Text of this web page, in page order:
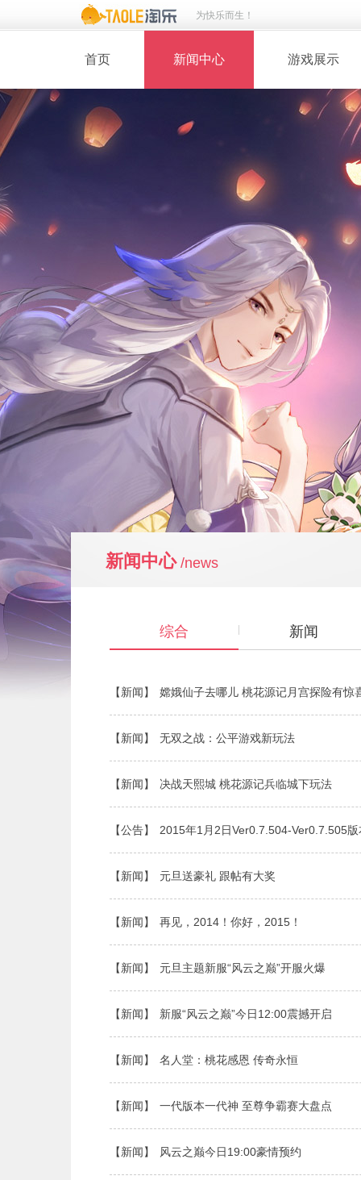
为快乐而生！
首页 新闻中心 游戏展示
· 维护公告
· 桃花美人
新闻中心 /news
综合 新闻
【新闻】 嫦娥仙子去哪儿 桃花源记月宫探险有惊
【新闻】 无双之战：公平游戏新玩法
【新闻】 决战天熙城 桃花源记兵临城下玩法
【公告】 2015年1月2日Ver0.7.504-Ver0.7.505
【新闻】 元旦送豪礼 跟帖有大奖
【新闻】 再见，2014！你好，2015！
【新闻】 元旦主题新服“风云之巅”开服火爆
【新闻】 新服“风云之巅”今日12:00震撼开启
【新闻】 名人堂：桃花感恩 传奇永恒
【新闻】 一代版本一代神 至尊争霸赛大盘点
【新闻】 风云之巅今日19:00豪情预约